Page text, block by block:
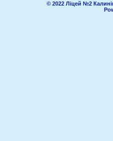
© 2022 Ліцей №2